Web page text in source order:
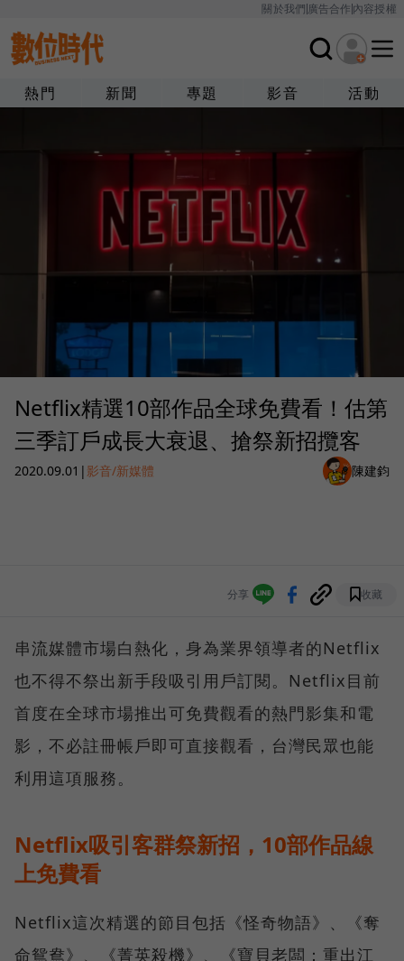
關於我們廣告合作內容授權
熱門 新聞 專題 影音 活動
Netflix精選10部作品全球免費看！估第
三季訂戶成長大衰退、搶祭新招攬客
2020.09.01 | 影音/新媒體 陳建鈞
分享 收藏
串流媒體市場白熱化，身為業界領導者的Netflix
也不得不祭出新手段吸引用戶訂閱。Netflix目前
首度在全球市場推出可免費觀看的熱門影集和電
影，不必註冊帳戶即可直接觀看，台灣民眾也能
利用這項服務。
Netflix吸引客群祭新招，10部作品線
上免費看
Netflix這次精選的節目包括《怪奇物語》、《奪
命鴛鴦》、《菁英殺機》、《寶貝老闆：重出江